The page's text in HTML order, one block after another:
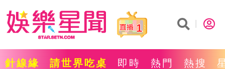
1
針線緣 請世界吃桌 即時 熱門 熱搜